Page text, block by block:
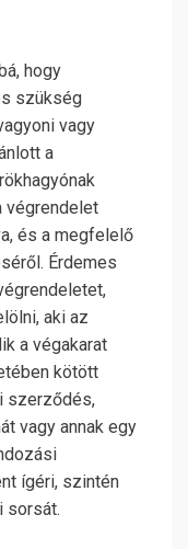
hogy
szükség
vagy
a
végrendelet
és a megfelelő
Érdemes
aki az
a végakarat
kötött
szerződés,
vagy annak egy
ígéri, szintén
sorsát.